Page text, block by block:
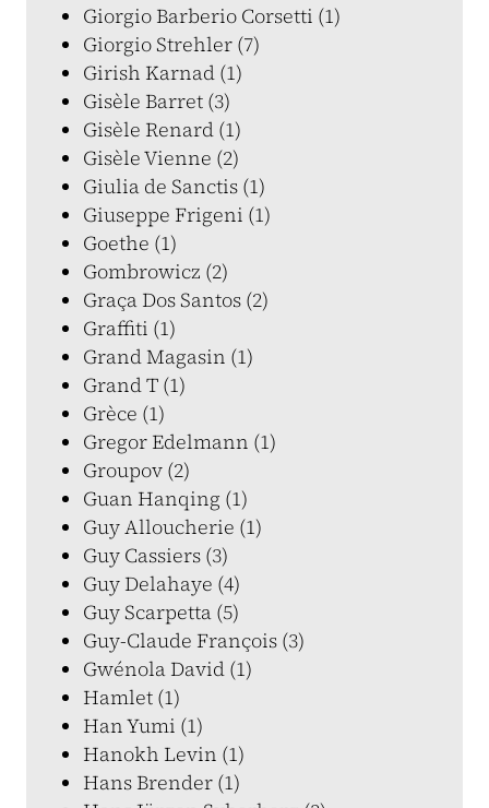
Giorgio Barberio Corsetti (1)
Giorgio Strehler (7)
Girish Karnad (1)
Gisèle Barret (3)
Gisèle Renard (1)
Gisèle Vienne (2)
Giulia de Sanctis (1)
Giuseppe Frigeni (1)
Goethe (1)
Gombrowicz (2)
Graça Dos Santos (2)
Graffiti (1)
Grand Magasin (1)
Grand T (1)
Grèce (1)
Gregor Edelmann (1)
Groupov (2)
Guan Hanqing (1)
Guy Alloucherie (1)
Guy Cassiers (3)
Guy Delahaye (4)
Guy Scarpetta (5)
Guy-Claude François (3)
Gwénola David (1)
Hamlet (1)
Han Yumi (1)
Hanokh Levin (1)
Hans Brender (1)